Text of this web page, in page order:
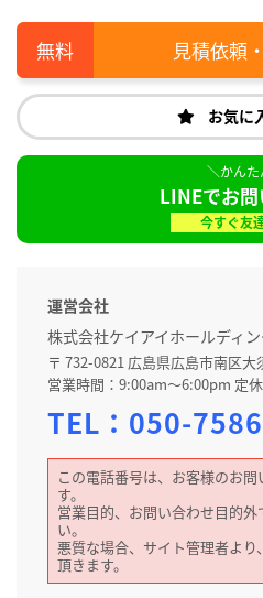
見積依頼
お気に
LINEでお
今すぐ友
運営会社
株式会社ケイアイホールディ
〒 732-0821 広島県広島市南区大
営業時間：9:00am～6:00pm 定
TEL： 050-
この電話番号は、お客様のお
す。
営業目的、お問い合わせ目的
い。
悪質な場合、サイト管理者よ
頂きます。